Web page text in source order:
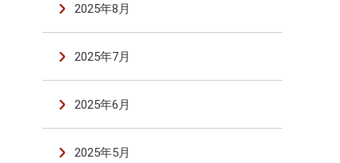
2025年8月
2025年7月
2025年6月
2025年5月